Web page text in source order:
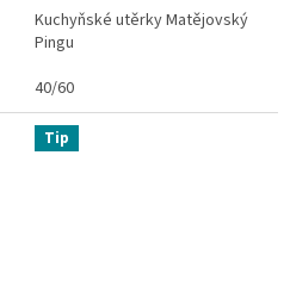
Kuchyňské utěrky Matějovský
Pingu
40/60
Tip